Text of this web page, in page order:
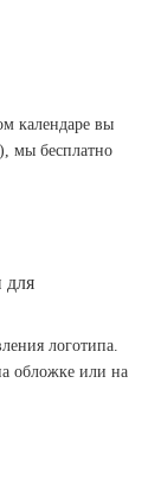
календаре вы
мы бесплатно
для
логотипа.
обложке или на